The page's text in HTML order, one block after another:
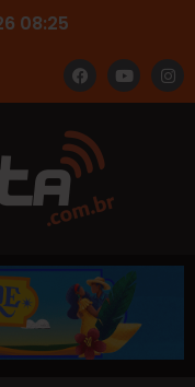
08:25